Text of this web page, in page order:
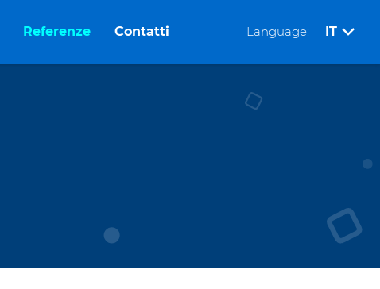
Referenze Contatti Language: IT